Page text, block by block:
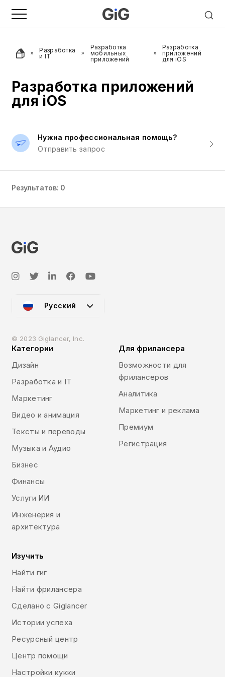
Разработка
и IT
Разработка
мобильных
приложений
Разработка
приложений
для iOS
Разработка приложений
для iOS
Нужна профессиональная помощь?
Отправить запрос
Результатов: 0
Русский
© 2023 Giglancer, Inc.
Категории
Дизайн
Разработка и IT
Маркетинг
Видео и анимация
Тексты и переводы
Музыка и Аудио
Бизнес
Финансы
Услуги ИИ
Инженерия и
архитектура
Для фрилансера
Возможности для
фрилансеров
Аналитика
Маркетинг и реклама
Премиум
Регистрация
Изучить
Найти гиг
Найти фрилансера
Сделано с Giglancer
Истории успеха
Ресурсный центр
Центр помощи
Настройки кукки